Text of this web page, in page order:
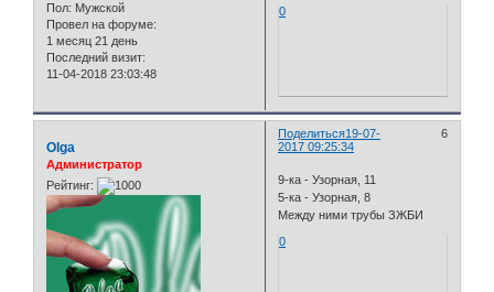
Пол: Мужской
Провел на форуме:
1 месяц 21 день
Последний визит:
11-04-2018 23:03:48
0
Поделиться 6
19-07-
2017 09:25:34
Olga
Администратор
Рейтинг:
9-ка - Узорная, 11
5-ка - Узорная, 8
Между ними трубы ЗЖБИ
0